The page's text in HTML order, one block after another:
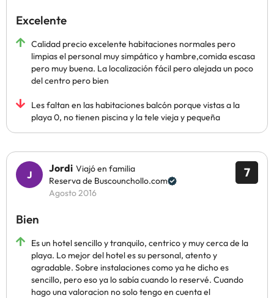
Excelente
Calidad precio excelente habitaciones normales pero
limpias el personal muy simpático y hambre,comida escasa
pero muy buena. La localización fácil pero alejada un poco
del centro pero bien
Les faltan en las habitaciones balcón porque vistas a la
playa 0, no tienen piscina y la tele vieja y pequeña
7
Jordi Viajó en familia
Reserva de Buscounchollo.com
Agosto 2016
Bien
Es un hotel sencillo y tranquilo, centrico y muy cerca de la
playa. Lo mejor del hotel es su personal, atento y
agradable. Sobre instalaciones como ya he dicho es
sencillo, pero eso ya lo sabía cuando lo reservé. Cuando
hago una valoracion no solo tengo en cuenta el